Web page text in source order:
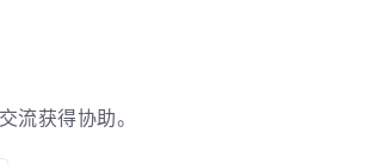
流获得协助。